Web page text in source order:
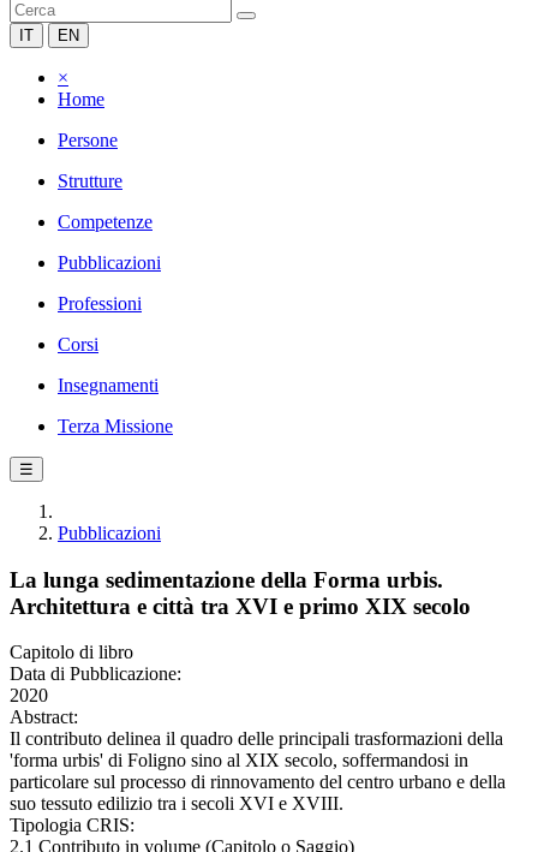
IT EN
×
Home
Persone
Strutture
Competenze
Pubblicazioni
Professioni
Corsi
Insegnamenti
Terza Missione
☰
Pubblicazioni
La lunga sedimentazione della Forma urbis.
Architettura e città tra XVI e primo XIX secolo
Capitolo di libro
Data di Pubblicazione:
2020
Abstract:
Il contributo delinea il quadro delle principali trasformazioni della
'forma urbis' di Foligno sino al XIX secolo, soffermandosi in
particolare sul processo di rinnovamento del centro urbano e della
suo tessuto edilizio tra i secoli XVI e XVIII.
Tipologia CRIS:
2.1 Contributo in volume (Capitolo o Saggio)